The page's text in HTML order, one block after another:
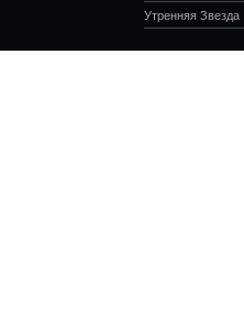
Утренняя Звезда